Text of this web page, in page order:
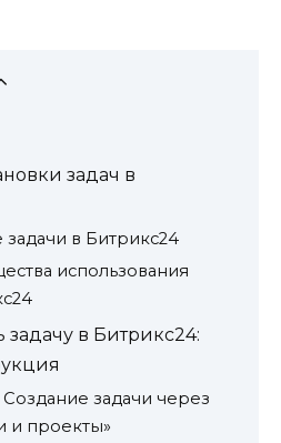
задач в
задачи в Битрикс24
использования
задачу в Битрикс24:
Создание задачи через
и проекты»